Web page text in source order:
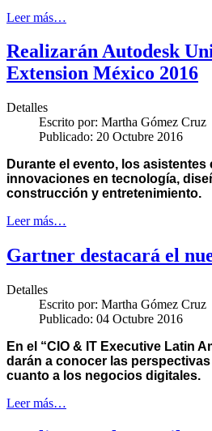
Leer más…
Realizarán Autodesk
Extension México 2016
Detalles
Escrito por: Martha Gómez Cruz
Publicado: 20 Octubre 2016
Durante el evento, los asistentes
innovaciones en tecnología,
construcción y entretenimiento.
Leer más…
Gartner destacará el
Detalles
Escrito por: Martha Gómez Cruz
Publicado: 04 Octubre 2016
En el “CIO & IT Executive Latin
darán a conocer las
cuanto a los negocios digitales.
Leer más…